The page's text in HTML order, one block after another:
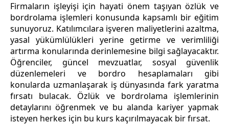
Firmaların işleyişi için hayati önem taşıyan özlük ve
bordrolama işlemleri konusunda kapsamlı bir eğitim
sunuyoruz. Katılımcılara işveren maliyetlerini azaltma,
yasal yükümlülükleri yerine getirme ve verimliliği
artırma konularında derinlemesine bilgi sağlayacaktır.
Öğrenciler, güncel mevzuatlar, sosyal güvenlik
düzenlemeleri ve bordro hesaplamaları gibi
konularda uzmanlaşarak iş dünyasında fark yaratma
fırsatı bulacak. Özlük ve bordrolama işlemlerinin
detaylarını öğrenmek ve bu alanda kariyer yapmak
isteyen herkes için bu kurs kaçırılmayacak bir fırsat.